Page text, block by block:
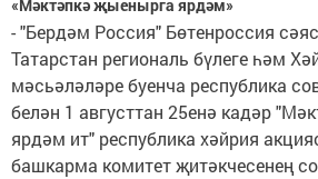
«Мәктәпкә җыенырга ярдәм»
- "Бердәм Россия" Бөтенроссия
Татарстан региональ бүлеге һәм
мәсьәләләре буенча республика
белән 1 августтан 25енә кадәр
ярдәм ит" республика хәйрия
башкарма комитет җитәкчесенең